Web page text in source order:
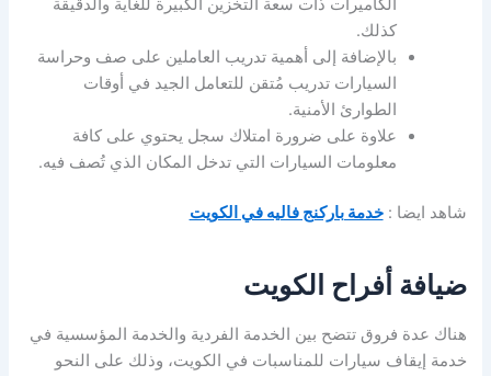
الكاميرات ذات سعة التخزين الكبيرة للغاية والدقيقة
كذلك.
بالإضافة إلى أهمية تدريب العاملين على صف وحراسة
السيارات تدريب مُتقن للتعامل الجيد في أوقات
الطوارئ الأمنية.
علاوة على ضرورة امتلاك سجل يحتوي على كافة
معلومات السيارات التي تدخل المكان الذي تُصف فيه.
شاهد ايضا :خدمة باركنج فاليه في الكويت
ضيافة أفراح الكويت
هناك عدة فروق تتضح بين الخدمة الفردية والخدمة المؤسسية في
خدمة إيقاف سيارات للمناسبات في الكويت، وذلك على النحو